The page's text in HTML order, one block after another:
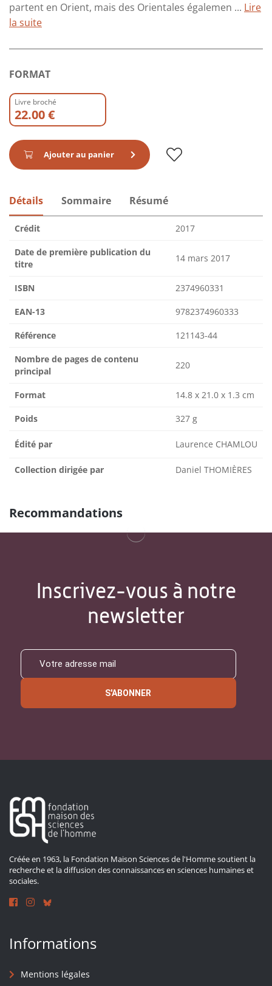
partent en Orient, mais des Orientales égalemen ... Lire
la suite
FORMAT
Livre broché
22.00 €
Ajouter au panier
Détails Sommaire Résumé
Crédit 2017
Date de première publication du
titre
14 mars 2017
ISBN 2374960331
EAN-13 9782374960333
Référence 121143-44
Nombre de pages de contenu
principal
220
Format 14.8 x 21.0 x 1.3 cm
Poids 327 g
Édité par Laurence CHAMLOU
Collection dirigée par Daniel THOMIÈRES
Recommandations
Inscrivez-vous à notre
newsletter
S'ABONNER
Créée en 1963, la Fondation Maison Sciences de l'Homme soutient la
recherche et la diffusion des connaissances en sciences humaines et
sociales.
Informations
Mentions légales